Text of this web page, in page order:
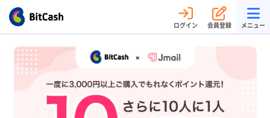
ログイン 会員登録 メニュー